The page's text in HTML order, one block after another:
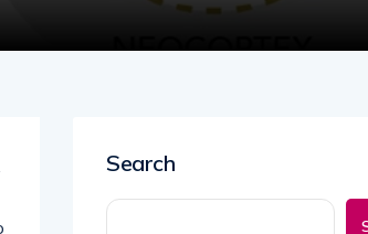
Search